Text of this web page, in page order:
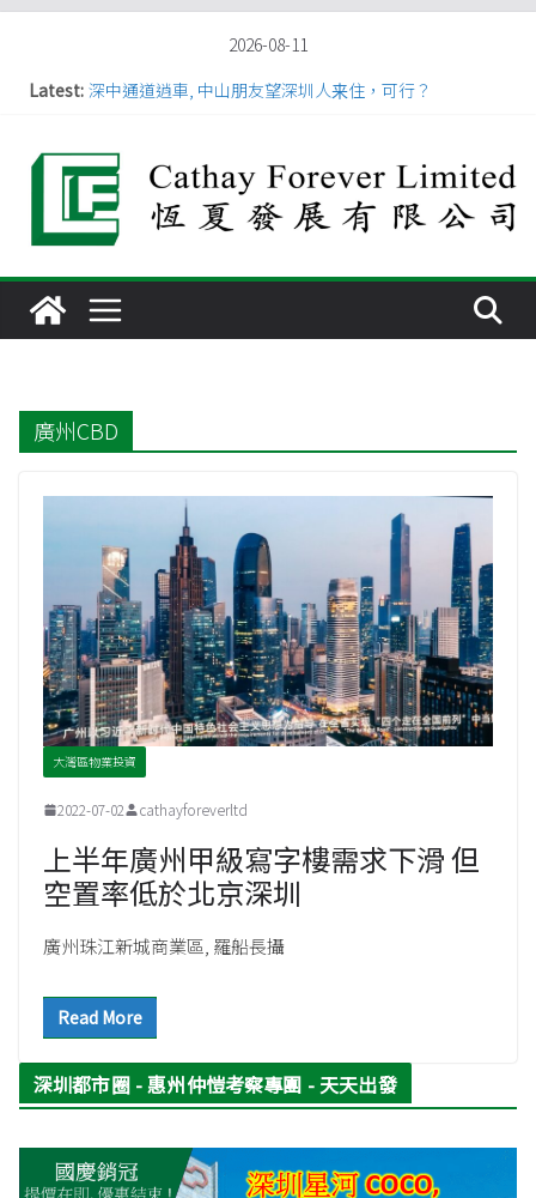
2026-08-11
Latest: 深中通道逍車, 中山朋友望深圳人来住，可行？
香港人選擇惠州惠城區和仲愷高新區作為大灣區“第二家
園
【大湾区人口密度最高是深圳】
廣州CBD
大灣區物業投資
2022-07-02 cathayforeverltd
上半年廣州甲級寫字樓需求下滑 但
空置率低於北京深圳
廣州珠江新城商業區, 羅船長攝
Read More
深圳都市圈 - 惠州仲愷考察專團 - 天天出發